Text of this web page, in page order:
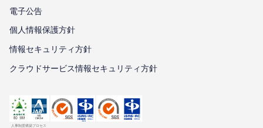
電子公告
個⼈情報保護⽅針
情報セキュリティ⽅針
クラウドサービス情報セキュリティ方針